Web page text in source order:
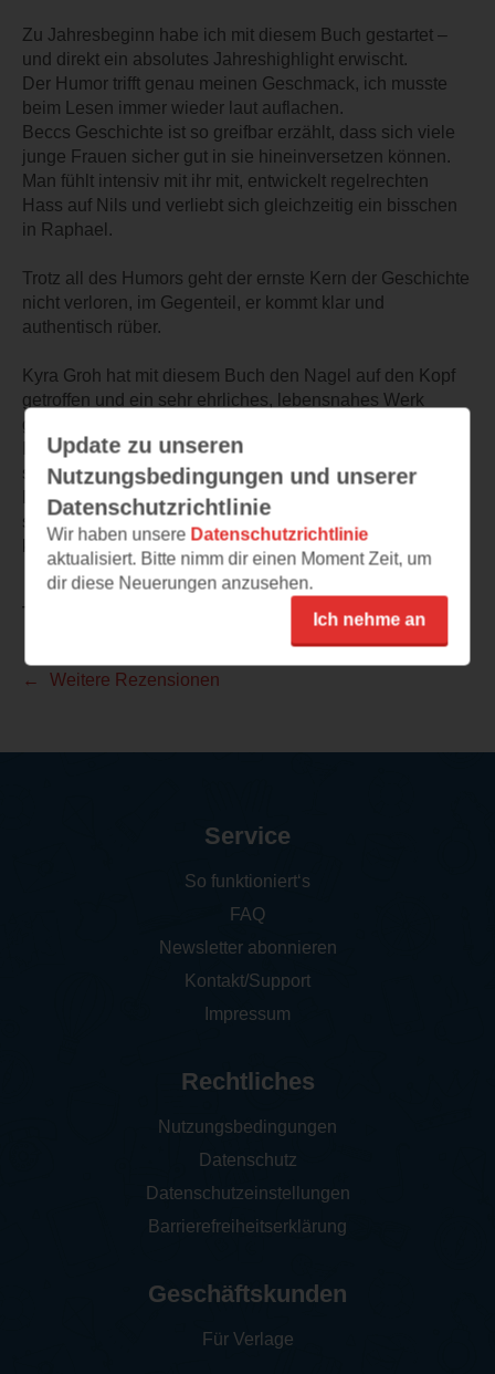
Zu Jahresbeginn habe ich mit diesem Buch gestartet –
und direkt ein absolutes Jahreshighlight erwischt.
Der Humor trifft genau meinen Geschmack, ich musste
beim Lesen immer wieder laut auflachen.
Beccs Geschichte ist so greifbar erzählt, dass sich viele
junge Frauen sicher gut in sie hineinversetzen können.
Man fühlt intensiv mit ihr mit, entwickelt regelrechten
Hass auf Nils und verliebt sich gleichzeitig ein bisschen
in Raphael.
Trotz all des Humors geht der ernste Kern der Geschichte
nicht verloren, im Gegenteil, er kommt klar und
authentisch rüber.
Kyra Groh hat mit diesem Buch den Nagel auf den Kopf
getroffen und ein sehr ehrliches, lebensnahes Werk
geschaffen.
Ihr Schreibstil ist angenehm einfach, der Lesefluss
schnell und die Sprache gut verständlich.
Die Handlung entwickelt sich in moderatem Tempo,
sodass man problemlos in die Geschichte eintauchen
kann
TEILEN
Weitere Rezensionen
Update zu unseren
Nutzungsbedingungen und unserer
Datenschutzrichtlinie
Wir haben unsere Datenschutzrichtlinie
aktualisiert. Bitte nimm dir einen Moment Zeit, um
dir diese Neuerungen anzusehen.
Ich nehme an
Service
So funktioniert‘s
FAQ
Newsletter abonnieren
Kontakt/Support
Impressum
Rechtliches
Nutzungsbedingungen
Datenschutz
Datenschutzeinstellungen
Barrierefreiheitserklärung
Geschäftskunden
Für Verlage